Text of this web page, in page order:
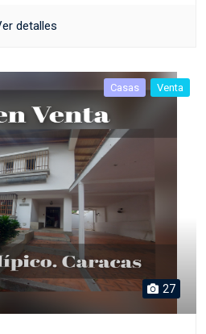
detalles
Casas Venta
27